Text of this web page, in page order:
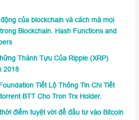
của blockchain và cách mà mọi
Blockchain. Hash Functions and
Thành Tựu Của Ripple (XRP)
2018
Tiết Lộ Thông Tin Chi Tiết
BTT Cho Tron Trx Holder.
điểm tuyệt vời để đầu tư vào Bitcoin